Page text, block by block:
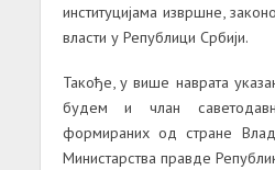
институцијама извршне,
власти у Републици Србији.
Такође, у више наврата
будем и члан
формираних од стране
Министарства правде